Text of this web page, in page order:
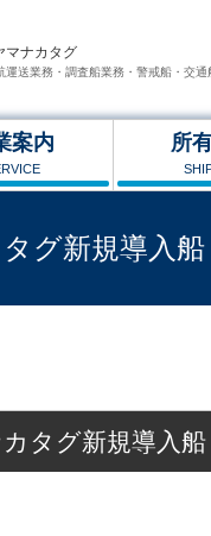
マナカタグ
運送業務・調査船業務・警戒船・交
案内 所
グ新規導入船
タグ新規導入船